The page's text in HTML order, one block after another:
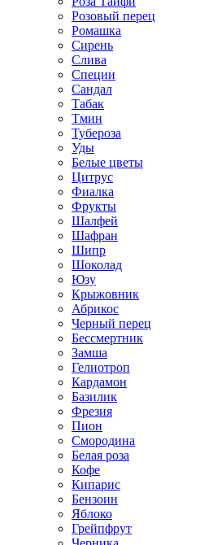
Розовый перец
Ромашка
Сирень
Слива
Специи
Сандал
Табак
Тмин
Тубероза
Уды
Белые цветы
Цитрус
Фиалка
Фрукты
Шалфей
Шафран
Шипр
Шоколад
Юзу
Крыжовник
Абрикос
Черный перец
Бессмертник
Замша
Гелиотроп
Кардамон
Базилик
Фрезия
Пион
Смородина
Белая роза
Кофе
Кипарис
Бензоин
Яблоко
Грейпфрут